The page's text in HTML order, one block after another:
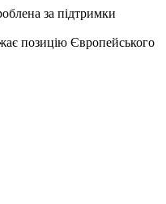
за підтримки
позицію Європейського